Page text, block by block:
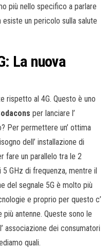
più nello specifico a parlare
un pericolo sulla salute
La nuova
rispetto al 4G. Questo è uno
per lanciare l’
Per permettere un’ ottima
dell’ installazione di
fare un parallelo tra le 2
GHz di frequenza, mentre il
del segnale 5G è molto più
e proprio per questo c’
antenne. Queste sono le
associazione dei consumatori
quali.